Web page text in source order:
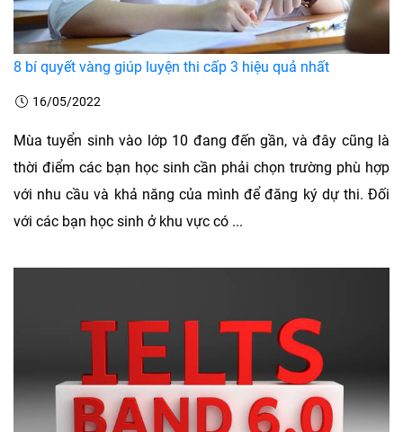
8 bí quyết vàng giúp luyện thi cấp 3 hiệu quả nhất
16/05/2022
Mùa tuyển sinh vào lớp 10 đang đến gần, và đây cũng là
thời điểm các bạn học sinh cần phải chọn trường phù hợp
với nhu cầu và khả năng của mình để đăng ký dự thi. Đối
với các bạn học sinh ở khu vực có ...